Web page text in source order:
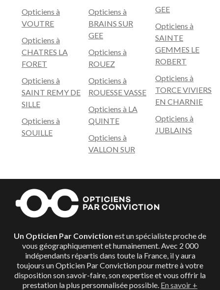
Opticiens à
VOUTRE
Opticiens à
CHATRES LA
FORET
Opticiens à
SAINT REMY DE
SILLE
Opticiens à
SOUILLE
Opticiens à
BRAINS SUR
GEE
Opticiens à
ROUEZ
Opticiens à
ROUESSE VASSE
Opticiens à LA
QUINTE
Opticiens à
VALLON SUR
GEE
Opticiens à
SAINTE
GEMMES LE
ROBERT
Opticiens à
TORCE VIVIERS
EN CHARNIE
Opticiens à
JUBLAINS
Un Opticien Par Conviction est un spécialiste proche de
vous géographiquement et humainement. Avec 2 000
indépendants répartis dans toute la France, il y aura
toujours un Opticien Par Conviction pour mettre à votre
disposition son savoir-faire, son expertise et vous offrir la
prestation la plus personnalisée possible. En savoir +